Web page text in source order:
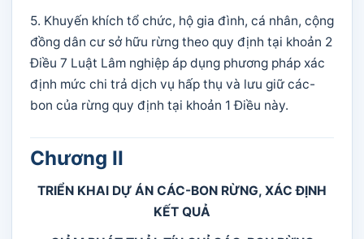
5. Khuyến khích tổ chức, hộ gia đình, cá nhân, cộng
đồng dân cư sở hữu rừng theo quy định tại khoản 2
Điều 7 Luật Lâm nghiệp áp dụng phương pháp xác
định mức chi trả dịch vụ hấp thụ và lưu giữ các-
bon của rừng quy định tại khoản 1 Điều này.
Chương II
TRIỂN KHAI DỰ ÁN CÁC-BON RỪNG, XÁC ĐỊNH
KẾT QUẢ